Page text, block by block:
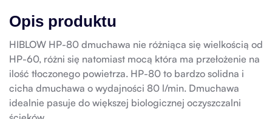
Opis produktu
HIBLOW HP-80 dmuchawa nie różniąca się wielkością od
HP-60, różni się natomiast mocą która ma przełożenie na
ilość tłoczonego powietrza. HP-80 to bardzo solidna i
cicha dmuchawa o wydajności 80 l/min. Dmuchawa
idealnie pasuje do większej biologicznej oczyszczalni